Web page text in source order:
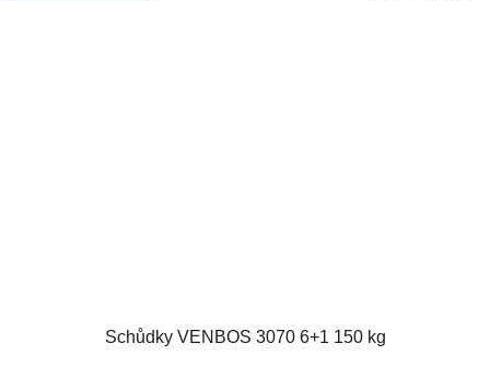
Schůdky VENBOS 3070 6+1 150 kg